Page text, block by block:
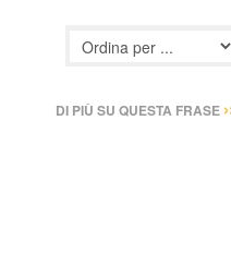
DI PIÙ SU QUESTA FRASE